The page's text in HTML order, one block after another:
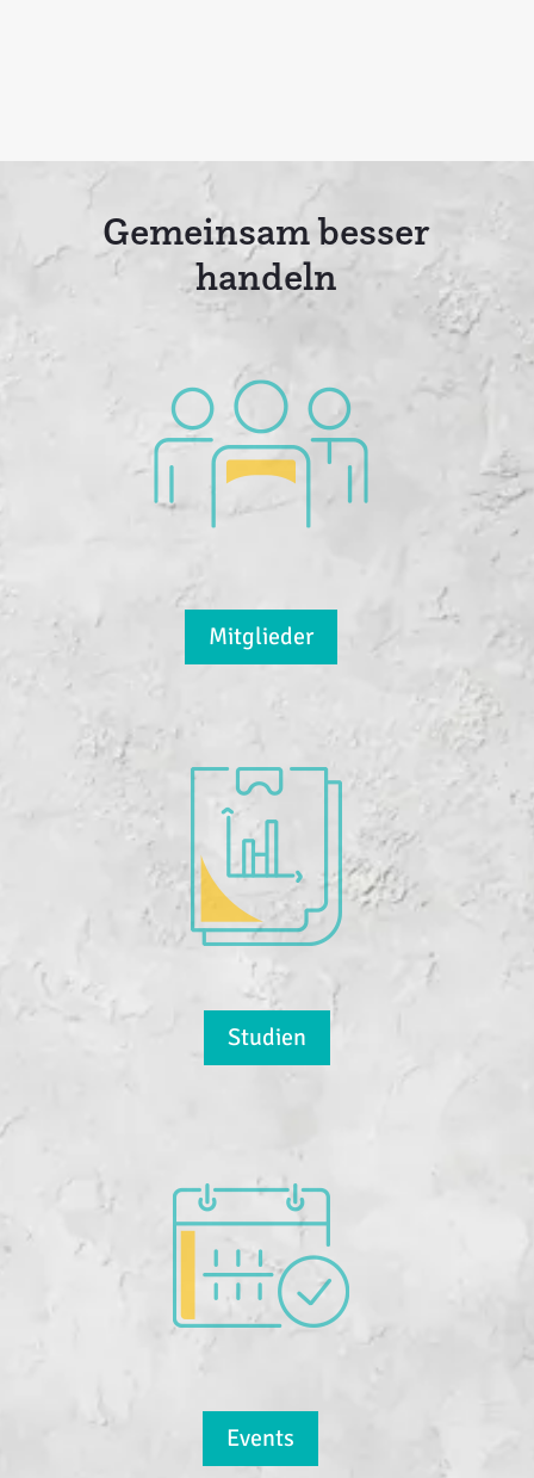
Gemeinsam besser
handeln
Mitglieder
Studien
Events